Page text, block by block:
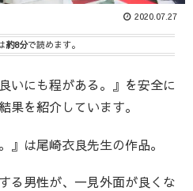
2020.07.27
約8分で読めます。
いにも程がある。』を安全に
果を紹介しています。
』は尾崎衣良先生の作品。
る男性が、一見外面が良くな